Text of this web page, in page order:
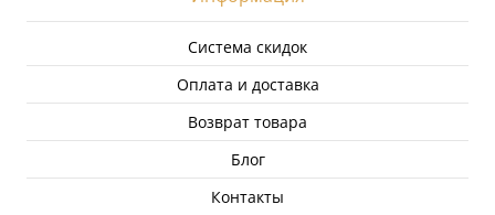
Система скидок
Оплата и доставка
Возврат товара
Блог
Контакты